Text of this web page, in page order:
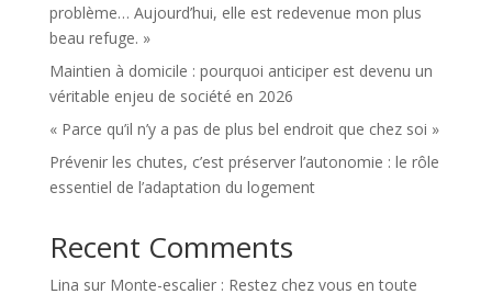
problème… Aujourd’hui, elle est redevenue mon plus
beau refuge. »
Maintien à domicile : pourquoi anticiper est devenu un
véritable enjeu de société en 2026
« Parce qu’il n’y a pas de plus bel endroit que chez soi »
Prévenir les chutes, c’est préserver l’autonomie : le rôle
essentiel de l’adaptation du logement
Recent Comments
Lina sur Monte-escalier : Restez chez vous en toute